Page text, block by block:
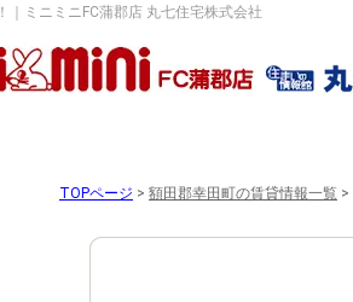
｜ミニミニFC蒲郡店 丸七住宅株式会社
TOPページ > 額田郡幸田町の賃貸情報一覧 >